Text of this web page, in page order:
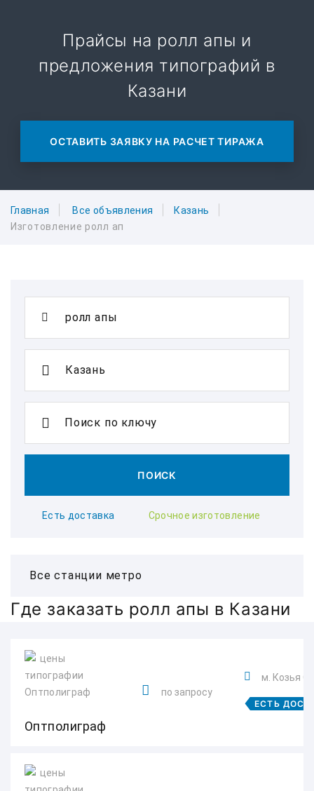
Прайсы на ролл апы и
предложения типографий в
Казани
ОСТАВИТЬ ЗАЯВКУ НА РАСЧЕТ ТИРАЖА
Главная Все объявления
Казань
Изготовление ролл ап
Поиск по ключу
ПОИСК
Есть доставка Срочное изготовление
Где заказать ролл апы в Казани
Оптполиграф
по запросу
м. Козья
ЕСТЬ